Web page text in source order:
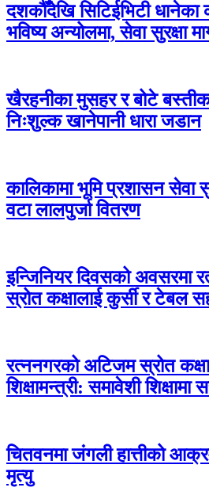
दशकौँदेखि सिटिईभिटी धानेका
भविष्य अन्योलमा, सेवा सुरक्षा
खैरहनीका मुसहर र बोटे
निःशुल्क खानेपानी धारा जडान
कालिकामा भूमि प्रशासन सेवा
वटा लालपुर्जा वितरण
इन्जिनियर दिवसको अवसरमा
स्रोत कक्षालाई कुर्सी र टेबल
रत्ननगरको अटिजम स्रोत
शिक्षामन्त्री: समावेशी
चितवनमा जंगली हात्तीको
मृत्यु